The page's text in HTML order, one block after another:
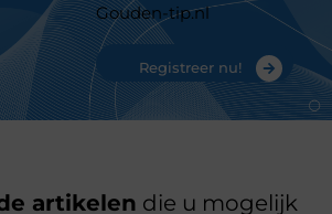
Gouden-tip.nl
Registreer nu!
artikelen die u mogelijk